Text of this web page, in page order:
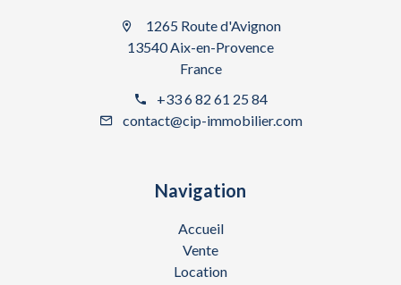
1265 Route d'Avignon
13540 Aix-en-Provence
France
+33 6 82 61 25 84
contact@cip-immobilier.com
Navigation
Accueil
Vente
Location